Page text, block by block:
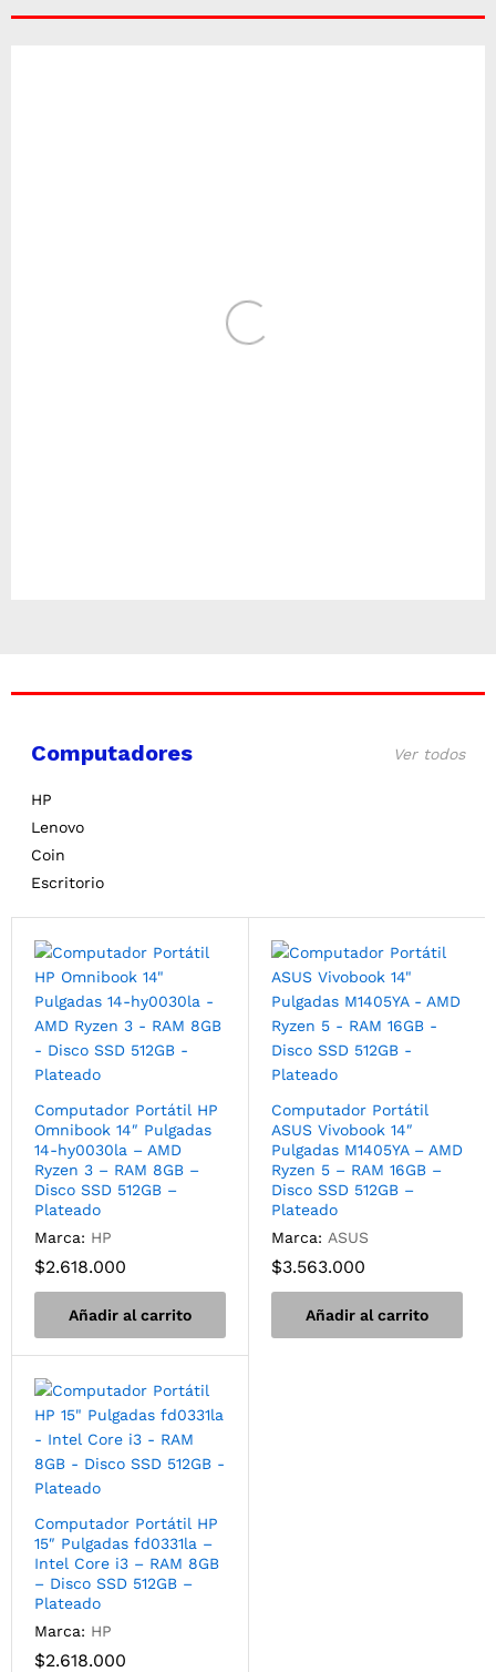
Computadores
HP
Lenovo
Coin
Escritorio
Ver todos
Computador Portátil HP
Omnibook 14″ Pulgadas
14-hy0030la – AMD
Ryzen 3 – RAM 8GB –
Disco SSD 512GB –
Plateado
Marca: HP
$2.618.000
Añadir al carrito
Computador Portátil
ASUS Vivobook 14″
Pulgadas M1405YA – AMD
Ryzen 5 – RAM 16GB –
Disco SSD 512GB –
Plateado
Marca: ASUS
$3.563.000
Añadir al carrito
Computador Portátil HP
15″ Pulgadas fd0331la –
Intel Core i3 – RAM 8GB
– Disco SSD 512GB –
Plateado
Marca: HP
$2.618.000